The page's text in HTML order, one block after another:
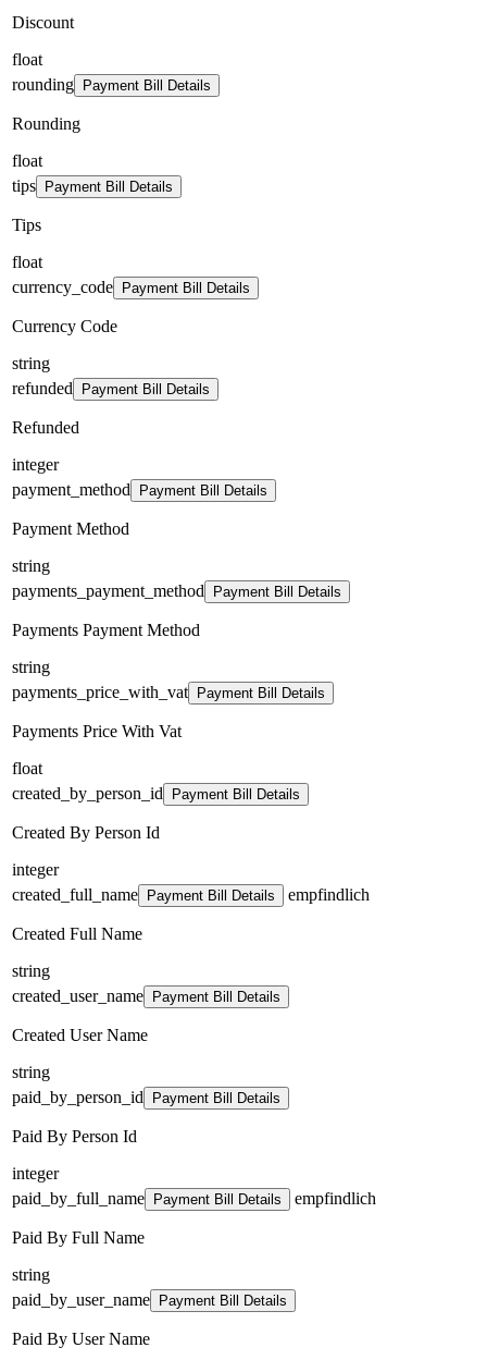
Discount
float
rounding
Payment Bill Details
Rounding
float
tips
Payment Bill Details
Tips
float
currency_code
Payment Bill Details
Currency Code
string
refunded
Payment Bill Details
Refunded
integer
payment_method
Payment Bill Details
Payment Method
string
payments_payment_method
Payment Bill Details
Payments Payment Method
string
payments_price_with_vat
Payment Bill Details
Payments Price With Vat
float
created_by_person_id
Payment Bill Details
Created By Person Id
integer
created_full_name
Payment Bill Details empfindlich
Created Full Name
string
created_user_name
Payment Bill Details
Created User Name
string
paid_by_person_id
Payment Bill Details
Paid By Person Id
integer
paid_by_full_name
Payment Bill Details empfindlich
Paid By Full Name
string
paid_by_user_name
Payment Bill Details
Paid By User Name